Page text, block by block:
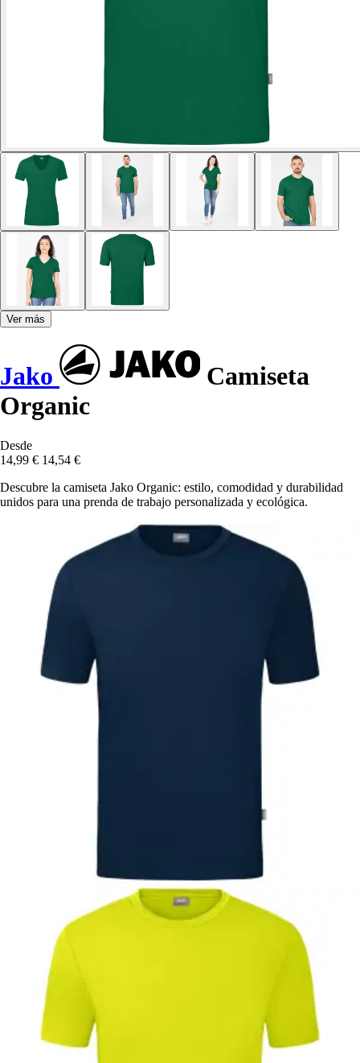
Ver más
Jako
Camiseta
Organic
Desde
14,99 € 14,54 €
Descubre la camiseta Jako Organic: estilo, comodidad y durabilidad
unidos para una prenda de trabajo personalizada y ecológica.